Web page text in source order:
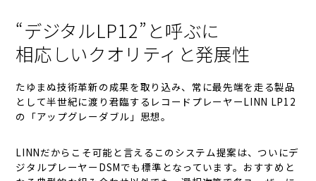
“デジタルLP12”と呼ぶに
相応しいクオリティと発展性
たゆまぬ技術革新の成果を取り込み、常に最先端を走る製品
として半世紀に渡り君臨するレコードプレーヤーLINN LP12
の「アップグレーダブル」思想。
LINNだからこそ可能と言えるこのシステム提案は、ついにデ
ジタルプレーヤーDSMでも標準となっています。おすすめと